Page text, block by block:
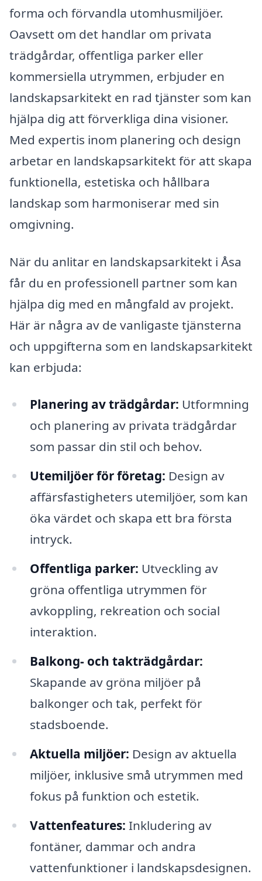
forma och förvandla utomhusmiljöer.
Oavsett om det handlar om privata
trädgårdar, offentliga parker eller
kommersiella utrymmen, erbjuder en
landskapsarkitekt en rad tjänster som kan
hjälpa dig att förverkliga dina visioner.
Med expertis inom planering och design
arbetar en landskapsarkitekt för att skapa
funktionella, estetiska och hållbara
landskap som harmoniserar med sin
omgivning.
När du anlitar en landskapsarkitekt i Åsa
får du en professionell partner som kan
hjälpa dig med en mångfald av projekt.
Här är några av de vanligaste tjänsterna
och uppgifterna som en landskapsarkitekt
kan erbjuda:
Planering av trädgårdar: Utformning
och planering av privata trädgårdar
som passar din stil och behov.
Utemiljöer för företag: Design av
affärsfastigheters utemiljöer, som kan
öka värdet och skapa ett bra första
intryck.
Offentliga parker: Utveckling av
gröna offentliga utrymmen för
avkoppling, rekreation och social
interaktion.
Balkong- och takträdgårdar:
Skapande av gröna miljöer på
balkonger och tak, perfekt för
stadsboende.
Aktuella miljöer: Design av aktuella
miljöer, inklusive små utrymmen med
fokus på funktion och estetik.
Vattenfeatures: Inkludering av
fontäner, dammar och andra
vattenfunktioner i landskapsdesignen.